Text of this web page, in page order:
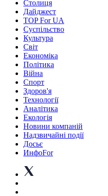
Столиця
Дайджест
TOP For UA
Суспiльство
Культура
Світ
Економіка
Політика
Війна
Спорт
Здоров'я
Технології
Аналітика
Екологія
Новини компаній
Надзвичайні події
Досьє
ИнфоFor